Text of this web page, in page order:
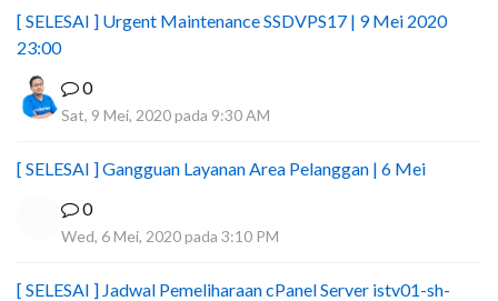
[ SELESAI ] Urgent Maintenance SSDVPS17 | 9 Mei 2020
23:00
0
Sat, 9 Mei, 2020 pada 9:30 AM
[ SELESAI ] Gangguan Layanan Area Pelanggan | 6 Mei
0
Wed, 6 Mei, 2020 pada 3:10 PM
[ SELESAI ] Jadwal Pemeliharaan cPanel Server istv01-sh-